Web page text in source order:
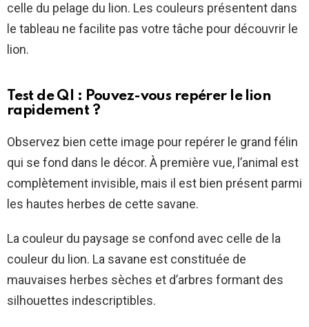
celle du pelage du lion. Les couleurs présentent dans
le tableau ne facilite pas votre tâche pour découvrir le
lion.
Test de QI : Pouvez-vous repérer le lion
rapidement ?
Observez bien cette image pour repérer le grand félin
qui se fond dans le décor. À première vue, l’animal est
complètement invisible, mais il est bien présent parmi
les hautes herbes de cette savane.
La couleur du paysage se confond avec celle de la
couleur du lion. La savane est constituée de
mauvaises herbes sèches et d’arbres formant des
silhouettes indescriptibles.